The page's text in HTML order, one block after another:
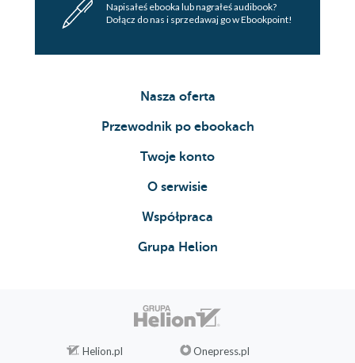
Napisałeś ebooka lub nagrałeś audibook?
Dołącz do nas i sprzedawaj go w Ebookpoint!
Nasza oferta
Przewodnik po ebookach
Twoje konto
O serwisie
Współpraca
Grupa Helion
Helion.pl
Onepress.pl